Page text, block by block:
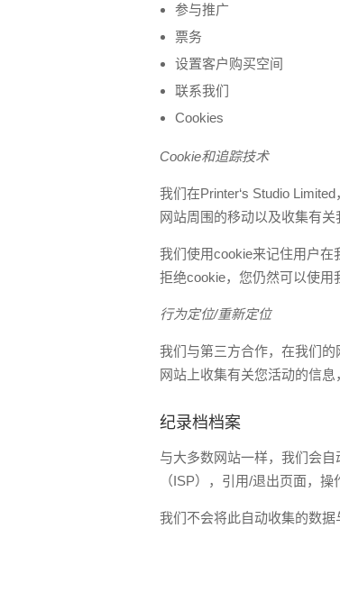
参与推广
票务
设置客户购买空间
联系我们
Cookies
Cookie和追踪技术
我们在Printer‘s Studio
网站周围的移动以及收集有
我们使用cookie来记住用户
拒绝cookie，您仍然可以使用
行为定位/重新定位
我们与第三方合作，在我们
网站上收集有关您活动的信
纪录档档案
与大多数网站一样，我们会
（ISP），引用/退出页面，
我们不会将此自动收集的数据